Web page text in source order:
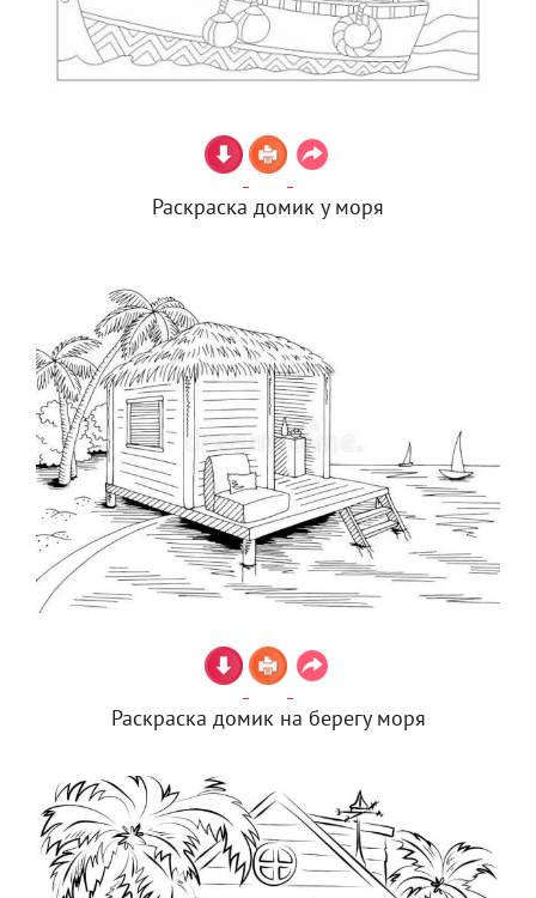
Раскраска домик у моря
Раскраска домик на берегу моря